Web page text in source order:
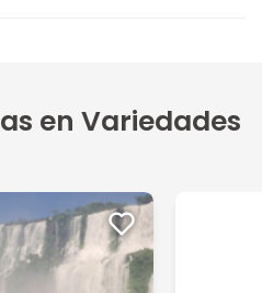
en Variedades